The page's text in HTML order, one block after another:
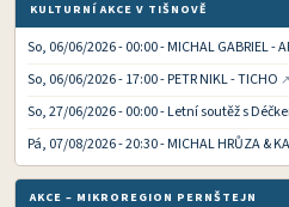
KULTURNÍ AKCE V TIŠNOVĚ
So, 06/06/2026 - 00:00 - MICHAL GABRIEL -
So, 06/06/2026 - 17:00 - PETR NIKL - TICHO
So, 27/06/2026 - 00:00 - Letní soutěž s
Pá, 07/08/2026 - 20:30 - MICHAL HRŮZA &
AKCE – MIKROREGION PERNŠTEJN